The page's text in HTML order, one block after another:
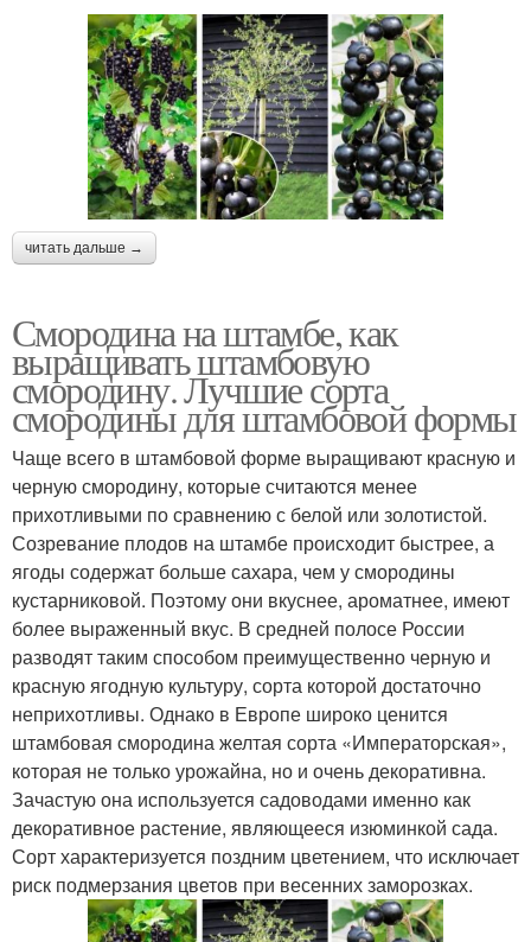
читать дальше →
Смородина на штамбе, как
выращивать штамбовую
смородину. Лучшие сорта
смородины для штамбовой формы
Чаще всего в штамбовой форме выращивают красную и
черную смородину, которые считаются менее
прихотливыми по сравнению с белой или золотистой.
Созревание плодов на штамбе происходит быстрее, а
ягоды содержат больше сахара, чем у смородины
кустарниковой. Поэтому они вкуснее, ароматнее, имеют
более выраженный вкус. В средней полосе России
разводят таким способом преимущественно черную и
красную ягодную культуру, сорта которой достаточно
неприхотливы. Однако в Европе широко ценится
штамбовая смородина желтая сорта «Императорская»,
которая не только урожайна, но и очень декоративна.
Зачастую она используется садоводами именно как
декоративное растение, являющееся изюминкой сада.
Сорт характеризуется поздним цветением, что исключает
риск подмерзания цветов при весенних заморозках.